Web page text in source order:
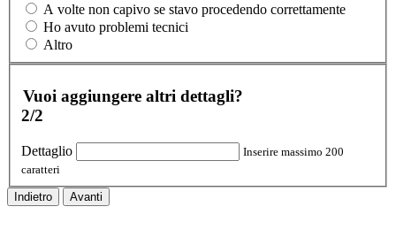
A volte non capivo se stavo procedendo correttamente
Ho avuto problemi tecnici
Altro
Vuoi aggiungere altri dettagli?
2/2
Dettaglio
Inserire massimo 200
caratteri
Indietro Avanti